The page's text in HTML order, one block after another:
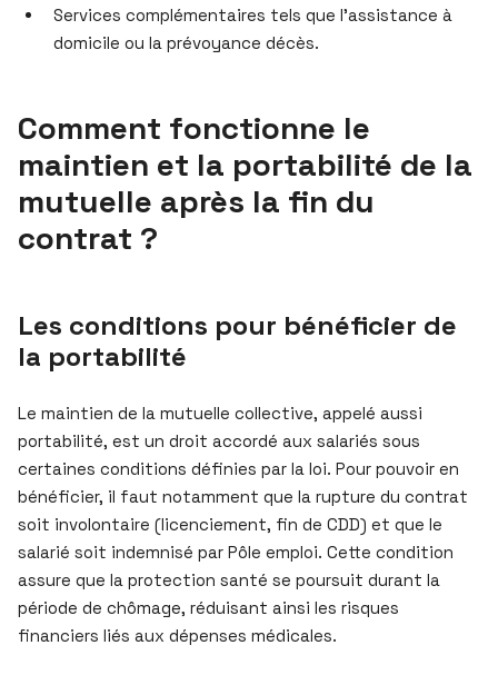
Services complémentaires tels que l’assistance à
domicile ou la prévoyance décès.
Comment fonctionne le
maintien et la portabilité de la
mutuelle après la fin du
contrat ?
Les conditions pour bénéficier de
la portabilité
Le maintien de la mutuelle collective, appelé aussi
portabilité, est un droit accordé aux salariés sous
certaines conditions définies par la loi. Pour pouvoir en
bénéficier, il faut notamment que la rupture du contrat
soit involontaire (licenciement, fin de CDD) et que le
salarié soit indemnisé par Pôle emploi. Cette condition
assure que la protection santé se poursuit durant la
période de chômage, réduisant ainsi les risques
financiers liés aux dépenses médicales.